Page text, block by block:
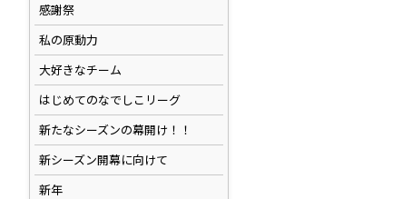
感謝祭
私の原動力
大好きなチーム
はじめてのなでしこリーグ
新たなシーズンの幕開け！！
新シーズン開幕に向けて
新年